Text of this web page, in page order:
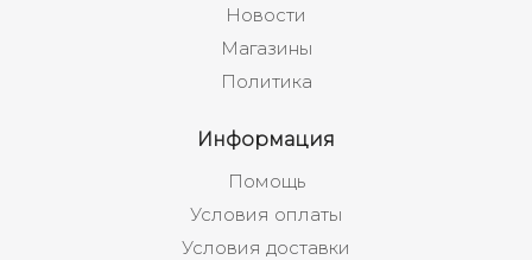
Новости
Магазины
Политика
Информация
Помощь
Условия оплаты
Условия доставки